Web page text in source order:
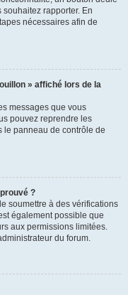
rapporter. En
nécessaires afin de
» affiché lors de la
messages que vous
pouvez reprendre les
le panneau de contrôle de
?
soumettre à des vérifications
également possible que
aux permissions limitées.
du forum.